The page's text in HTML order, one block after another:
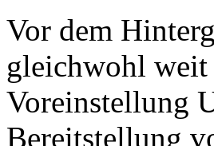
Vor dem
gleichwohl weit
Voreinstellung
Bereitstellung